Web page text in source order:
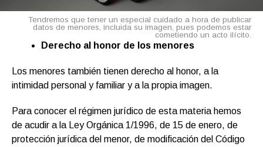
Tendremos que tener un especial cuidado a hora de publicar
datos de menores, incluida su imagen, pues podemos estar
cometiendo un acto ilícito.
Derecho al honor de los menores
Los menores también tienen derecho al honor, a la
intimidad personal y familiar y a la propia imagen.
Para conocer el régimen jurídico de esta materia hemos
de acudir a la Ley Orgánica 1/1996, de 15 de enero, de
protección jurídica del menor, de modificación del Código